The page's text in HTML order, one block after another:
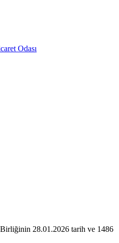
Odası
28.01.2026 tarih ve 1486